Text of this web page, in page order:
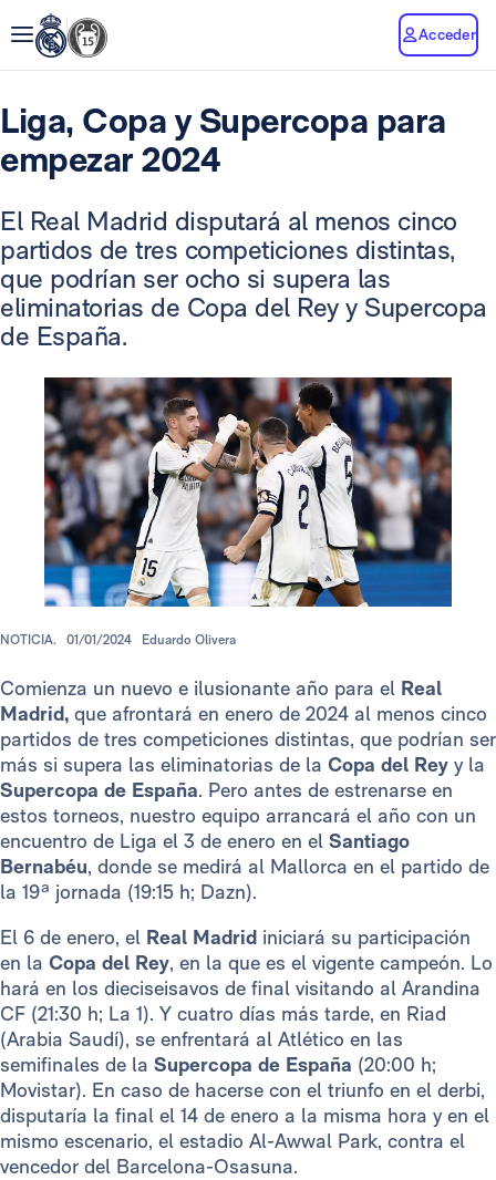
Acceder
Liga, Copa y Supercopa para
empezar 2024
El Real Madrid disputará al menos cinco
partidos de tres competiciones distintas,
que podrían ser ocho si supera las
eliminatorias de Copa del Rey y Supercopa
de España.
NOTICIA. 01/01/2024 Eduardo Olivera
Comienza un nuevo e ilusionante año para el Real
Madrid, que afrontará en enero de 2024 al menos cinco
partidos de tres competiciones distintas, que podrían ser
más si supera las eliminatorias de la Copa del Rey y la
Supercopa de España. Pero antes de estrenarse en
estos torneos, nuestro equipo arrancará el año con un
encuentro de Liga el 3 de enero en el Santiago
Bernabéu, donde se medirá al Mallorca en el partido de
la 19ª jornada (19:15 h; Dazn).
El 6 de enero, el Real Madrid iniciará su participación
en la Copa del Rey, en la que es el vigente campeón. Lo
hará en los dieciseisavos de final visitando al Arandina
CF (21:30 h; La 1). Y cuatro días más tarde, en Riad
(Arabia Saudí), se enfrentará al Atlético en las
semifinales de la Supercopa de España (20:00 h;
Movistar). En caso de hacerse con el triunfo en el derbi,
disputaría la final el 14 de enero a la misma hora y en el
mismo escenario, el estadio Al-Awwal Park, contra el
vencedor del Barcelona-Osasuna.